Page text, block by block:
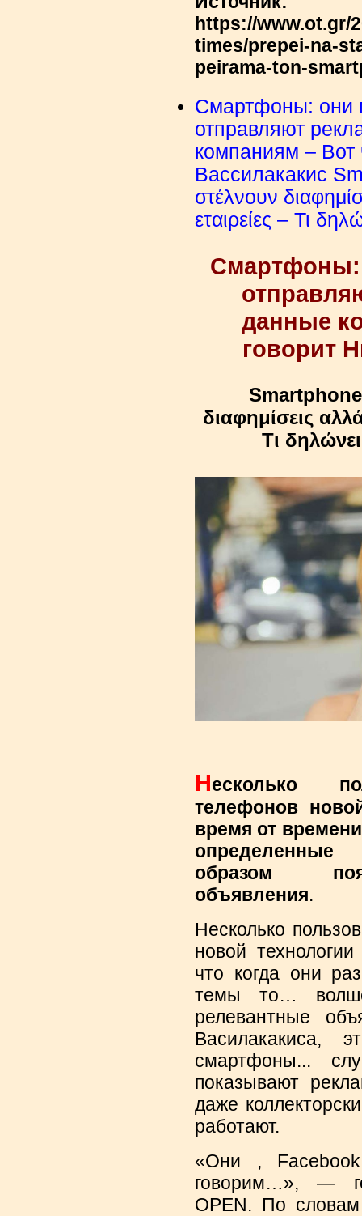
https://www.ot.gr/
times/prepei-na-
peirama-ton-
Смартфоны: они
отправляют
компаниям – Вот
Вассилакакис
στέλνουν
εταιρείες – Τι
Смартфоны:
данные
говорит
διαφημίσεις
Τι
Несколько
телефонов
время от
образом
объявления.
Несколько
новой
что когда они
темы то…
релевантные
Василакакиса,
смартфоны...
показывают
даже
работают.
«Они ,
говорим…», —
OPEN. По